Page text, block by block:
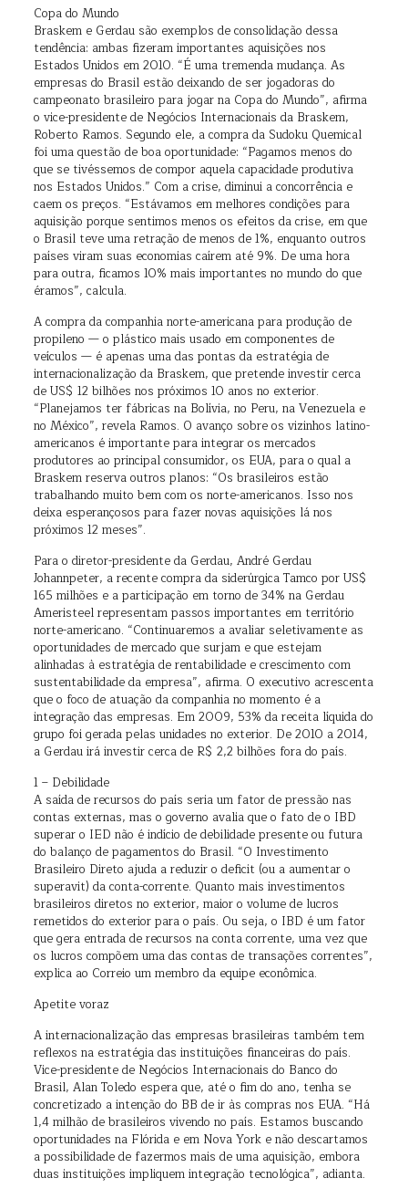
Copa do Mundo
Braskem e Gerdau são exemplos de consolidação dessa
tendência: ambas fizeram importantes aquisições nos
Estados Unidos em 2010. “É uma tremenda mudança. As
empresas do Brasil estão deixando de ser jogadoras do
campeonato brasileiro para jogar na Copa do Mundo”, afirma
o vice-presidente de Negócios Internacionais da Braskem,
Roberto Ramos. Segundo ele, a compra da Sudoku Quemical
foi uma questão de boa oportunidade: “Pagamos menos do
que se tivéssemos de compor aquela capacidade produtiva
nos Estados Unidos.” Com a crise, diminui a concorrência e
caem os preços. “Estávamos em melhores condições para
aquisição porque sentimos menos os efeitos da crise, em que
o Brasil teve uma retração de menos de 1%, enquanto outros
países viram suas economias caírem até 9%. De uma hora
para outra, ficamos 10% mais importantes no mundo do que
éramos”, calcula.
A compra da companhia norte-americana para produção de
propileno — o plástico mais usado em componentes de
veículos — é apenas uma das pontas da estratégia de
internacionalização da Braskem, que pretende investir cerca
de US$ 12 bilhões nos próximos 10 anos no exterior.
“Planejamos ter fábricas na Bolívia, no Peru, na Venezuela e
no México”, revela Ramos. O avanço sobre os vizinhos latino-
americanos é importante para integrar os mercados
produtores ao principal consumidor, os EUA, para o qual a
Braskem reserva outros planos: “Os brasileiros estão
trabalhando muito bem com os norte-americanos. Isso nos
deixa esperançosos para fazer novas aquisições lá nos
próximos 12 meses”.
Para o diretor-presidente da Gerdau, André Gerdau
Johannpeter, a recente compra da siderúrgica Tamco por US$
165 milhões e a participação em torno de 34% na Gerdau
Ameristeel representam passos importantes em território
norte-americano. “Continuaremos a avaliar seletivamente as
oportunidades de mercado que surjam e que estejam
alinhadas à estratégia de rentabilidade e crescimento com
sustentabilidade da empresa”, afirma. O executivo acrescenta
que o foco de atuação da companhia no momento é a
integração das empresas. Em 2009, 53% da receita líquida do
grupo foi gerada pelas unidades no exterior. De 2010 a 2014,
a Gerdau irá investir cerca de R$ 2,2 bilhões fora do país.
1 – Debilidade
A saída de recursos do país seria um fator de pressão nas
contas externas, mas o governo avalia que o fato de o IBD
superar o IED não é indício de debilidade presente ou futura
do balanço de pagamentos do Brasil. “O Investimento
Brasileiro Direto ajuda a reduzir o deficit (ou a aumentar o
superavit) da conta-corrente. Quanto mais investimentos
brasileiros diretos no exterior, maior o volume de lucros
remetidos do exterior para o país. Ou seja, o IBD é um fator
que gera entrada de recursos na conta corrente, uma vez que
os lucros compõem uma das contas de transações correntes”,
explica ao Correio um membro da equipe econômica.
Apetite voraz
A internacionalização das empresas brasileiras também tem
reflexos na estratégia das instituições financeiras do país.
Vice-presidente de Negócios Internacionais do Banco do
Brasil, Alan Toledo espera que, até o fim do ano, tenha se
concretizado a intenção do BB de ir às compras nos EUA. “Há
1,4 milhão de brasileiros vivendo no país. Estamos buscando
oportunidades na Flórida e em Nova York e não descartamos
a possibilidade de fazermos mais de uma aquisição, embora
duas instituições impliquem integração tecnológica”, adianta.